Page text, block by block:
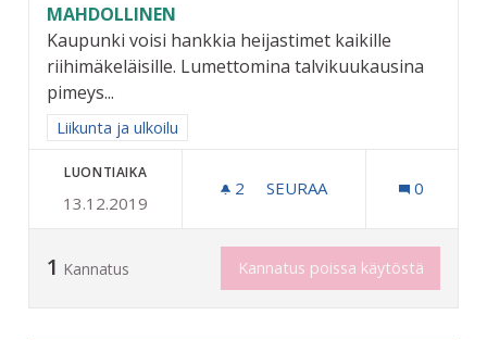
MAHDOLLINEN
Kaupunki voisi hankkia heijastimet kaikille
riihimäkeläisille. Lumettomina talvikuukausina
pimeys...
Rajaa tulokset aihepiirin mukaan: Liikunta ja ulkoilu
Liikunta ja ulkoilu
LUONTIAIKA
13.12.2019
2 2 SEURAAJAA
SEURAA 0
1 Kannatus Kannatus poissa käytöstä